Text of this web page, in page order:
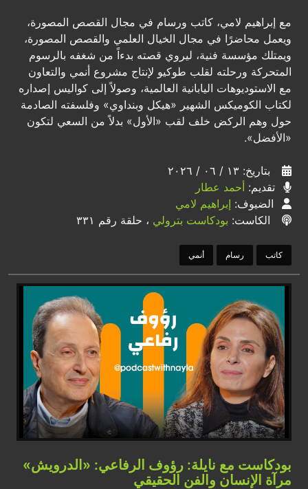
مع إبراهيم لامي، كاتب ورسام في مجال القصص المصورة،
ويعمل محاضرًا في مجال الخيال العلمي والقصص المصورة،
ويمتلك مؤسسة فنية، ليروي قصته بدءاً من شغفه بالرسوم
المتحركة ورحلته لقلب طوكيو لإنتاج مشروع أنمي والتعاون
مع الاستوديوهات اليابانية العالمية، وصولاً إلى كواليس إصداره
لكتاب الكوميكس الشهير «هيكل وبنداوي» وفلسفته الصادمة
حول وهم الركض خلف لقب «الأول» بدلاً من السعي لتكون
«الأفضل».
بتاريخ: ١٣ / ٠٦ / ٢٠٢٦
تقديم: أحمد عطار
الضيوف: إبراهيم لامي
الكاست: بودكاست بترولي ، حلقة رقم ٣٣١
كاتب رسام أنمي
بودكاست مع نايلة: رؤوف الرفاعي: «الدرويش»
مرآة الإنسان والفن الحقيقي